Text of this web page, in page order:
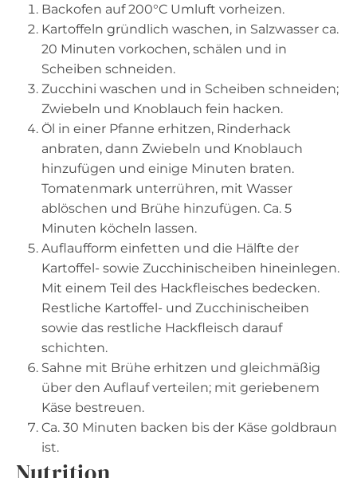
Backofen auf 200°C Umluft vorheizen.
Kartoffeln gründlich waschen, in Salzwasser ca.
20 Minuten vorkochen, schälen und in
Scheiben schneiden.
Zucchini waschen und in Scheiben schneiden;
Zwiebeln und Knoblauch fein hacken.
Öl in einer Pfanne erhitzen, Rinderhack
anbraten, dann Zwiebeln und Knoblauch
hinzufügen und einige Minuten braten.
Tomatenmark unterrühren, mit Wasser
ablöschen und Brühe hinzufügen. Ca. 5
Minuten köcheln lassen.
Auflaufform einfetten und die Hälfte der
Kartoffel- sowie Zucchinischeiben hineinlegen.
Mit einem Teil des Hackfleisches bedecken.
Restliche Kartoffel- und Zucchinischeiben
sowie das restliche Hackfleisch darauf
schichten.
Sahne mit Brühe erhitzen und gleichmäßig
über den Auflauf verteilen; mit geriebenem
Käse bestreuen.
Ca. 30 Minuten backen bis der Käse goldbraun
ist.